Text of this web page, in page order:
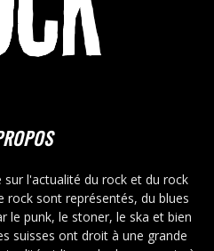
sur l'actualité du rock et du rock
rock sont représentés, du blues
le punk, le stoner, le ska et bien
suisses ont droit à une grande